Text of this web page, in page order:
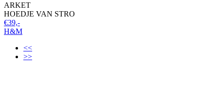
ARKET
HOEDJE VAN STRO
€39,-
H&M
<<
>>